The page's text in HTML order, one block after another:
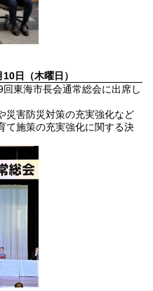
日（木曜日）
東海市長会通常総会に出席し
害防災対策の充実強化など
て施策の充実強化に関する決